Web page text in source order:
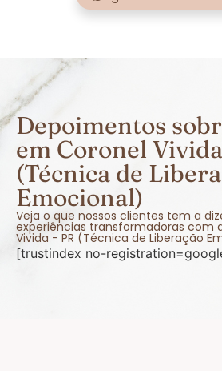
Depoimentos
em Coronel
(Técnica de
Emocional)
Veja o que nossos clientes tem a
experiências transformadoras com
Vivida - PR (Técnica de Liberação
[trustindex no-